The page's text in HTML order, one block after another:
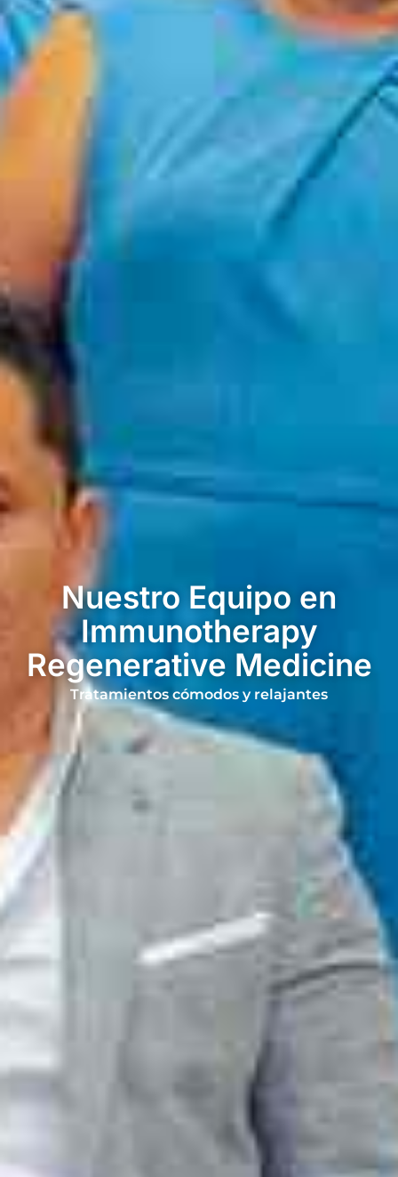
Nuestro Equipo en
Immunotherapy
Regenerative Medicine
Tratamientos cómodos y relajantes